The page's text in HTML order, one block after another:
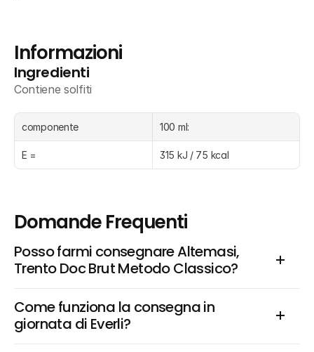
Informazioni
Ingredienti
Contiene solfiti
componente 100 ml:
E = 315 kJ / 75 kcal
Domande Frequenti
Posso farmi consegnare Altemasi,
Trento Doc Brut Metodo Classico?
Come funziona la consegna in
giornata di Everli?